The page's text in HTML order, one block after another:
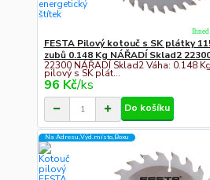
FESTA Pilový kotouč s SK plátky
zubů 0.148 Kg NÁŘADÍ Sklad2
22300 NÁŘADÍ Sklad2 Váha: 0.148
pilový s SK plát...
96 Kč/ks
Do košíku
Na Adresu,Výd.místo,Boxu